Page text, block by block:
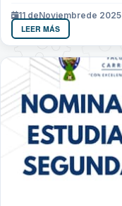
11 deNoviembrede 2025
LEER MÁS